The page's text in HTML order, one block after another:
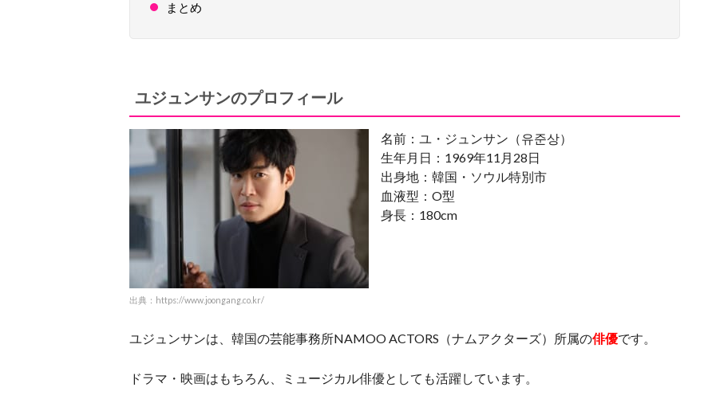
まとめ
ユジュンサンのプロフィール
出典：https://www.joongang.co.kr/
名前：ユ・ジュンサン（유준상）
生年月日：1969年11月28日
出身地：韓国・ソウル特別市
血液型：O型
身長：180cm
ユジュンサンは、韓国の芸能事務所NAMOO ACTORS（ナムアクターズ）所属の俳優です。
ドラマ・映画はもちろん、ミュージカル俳優としても活躍しています。